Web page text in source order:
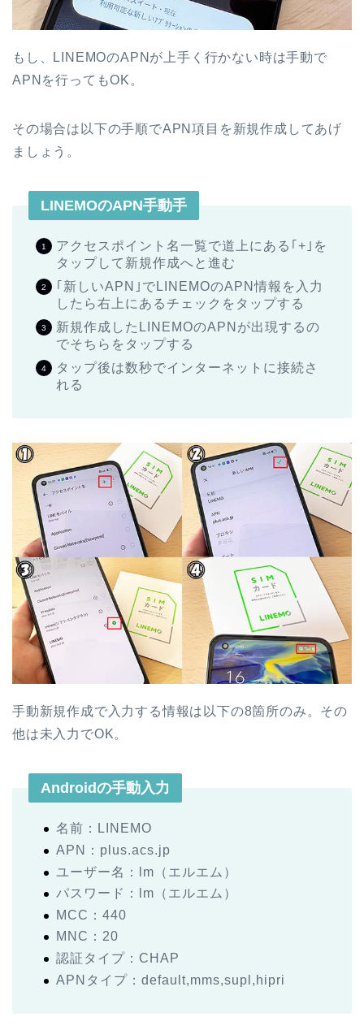
もし、LINEMOのAPNが上手く行かない時は手動で
APNを行ってもOK。
その場合は以下の手順でAPN項目を新規作成してあげ
ましょう。
LINEMOのAPN手動手
アクセスポイント名一覧で道上にある｢+｣を
タップして新規作成へと進む
｢新しいAPN｣でLINEMOのAPN情報を入力
したら右上にあるチェックをタップする
新規作成したLINEMOのAPNが出現するの
でそちらをタップする
タップ後は数秒でインターネットに接続さ
れる
手動新規作成で入力する情報は以下の8箇所のみ。その
他は未入力でOK。
Androidの手動入力
名前：LINEMO
APN：plus.acs.jp
ユーザー名：lm（エルエム）
パスワード：lm（エルエム）
MCC：440
MNC：20
認証タイプ：CHAP
APNタイプ：default,mms,supl,hipri